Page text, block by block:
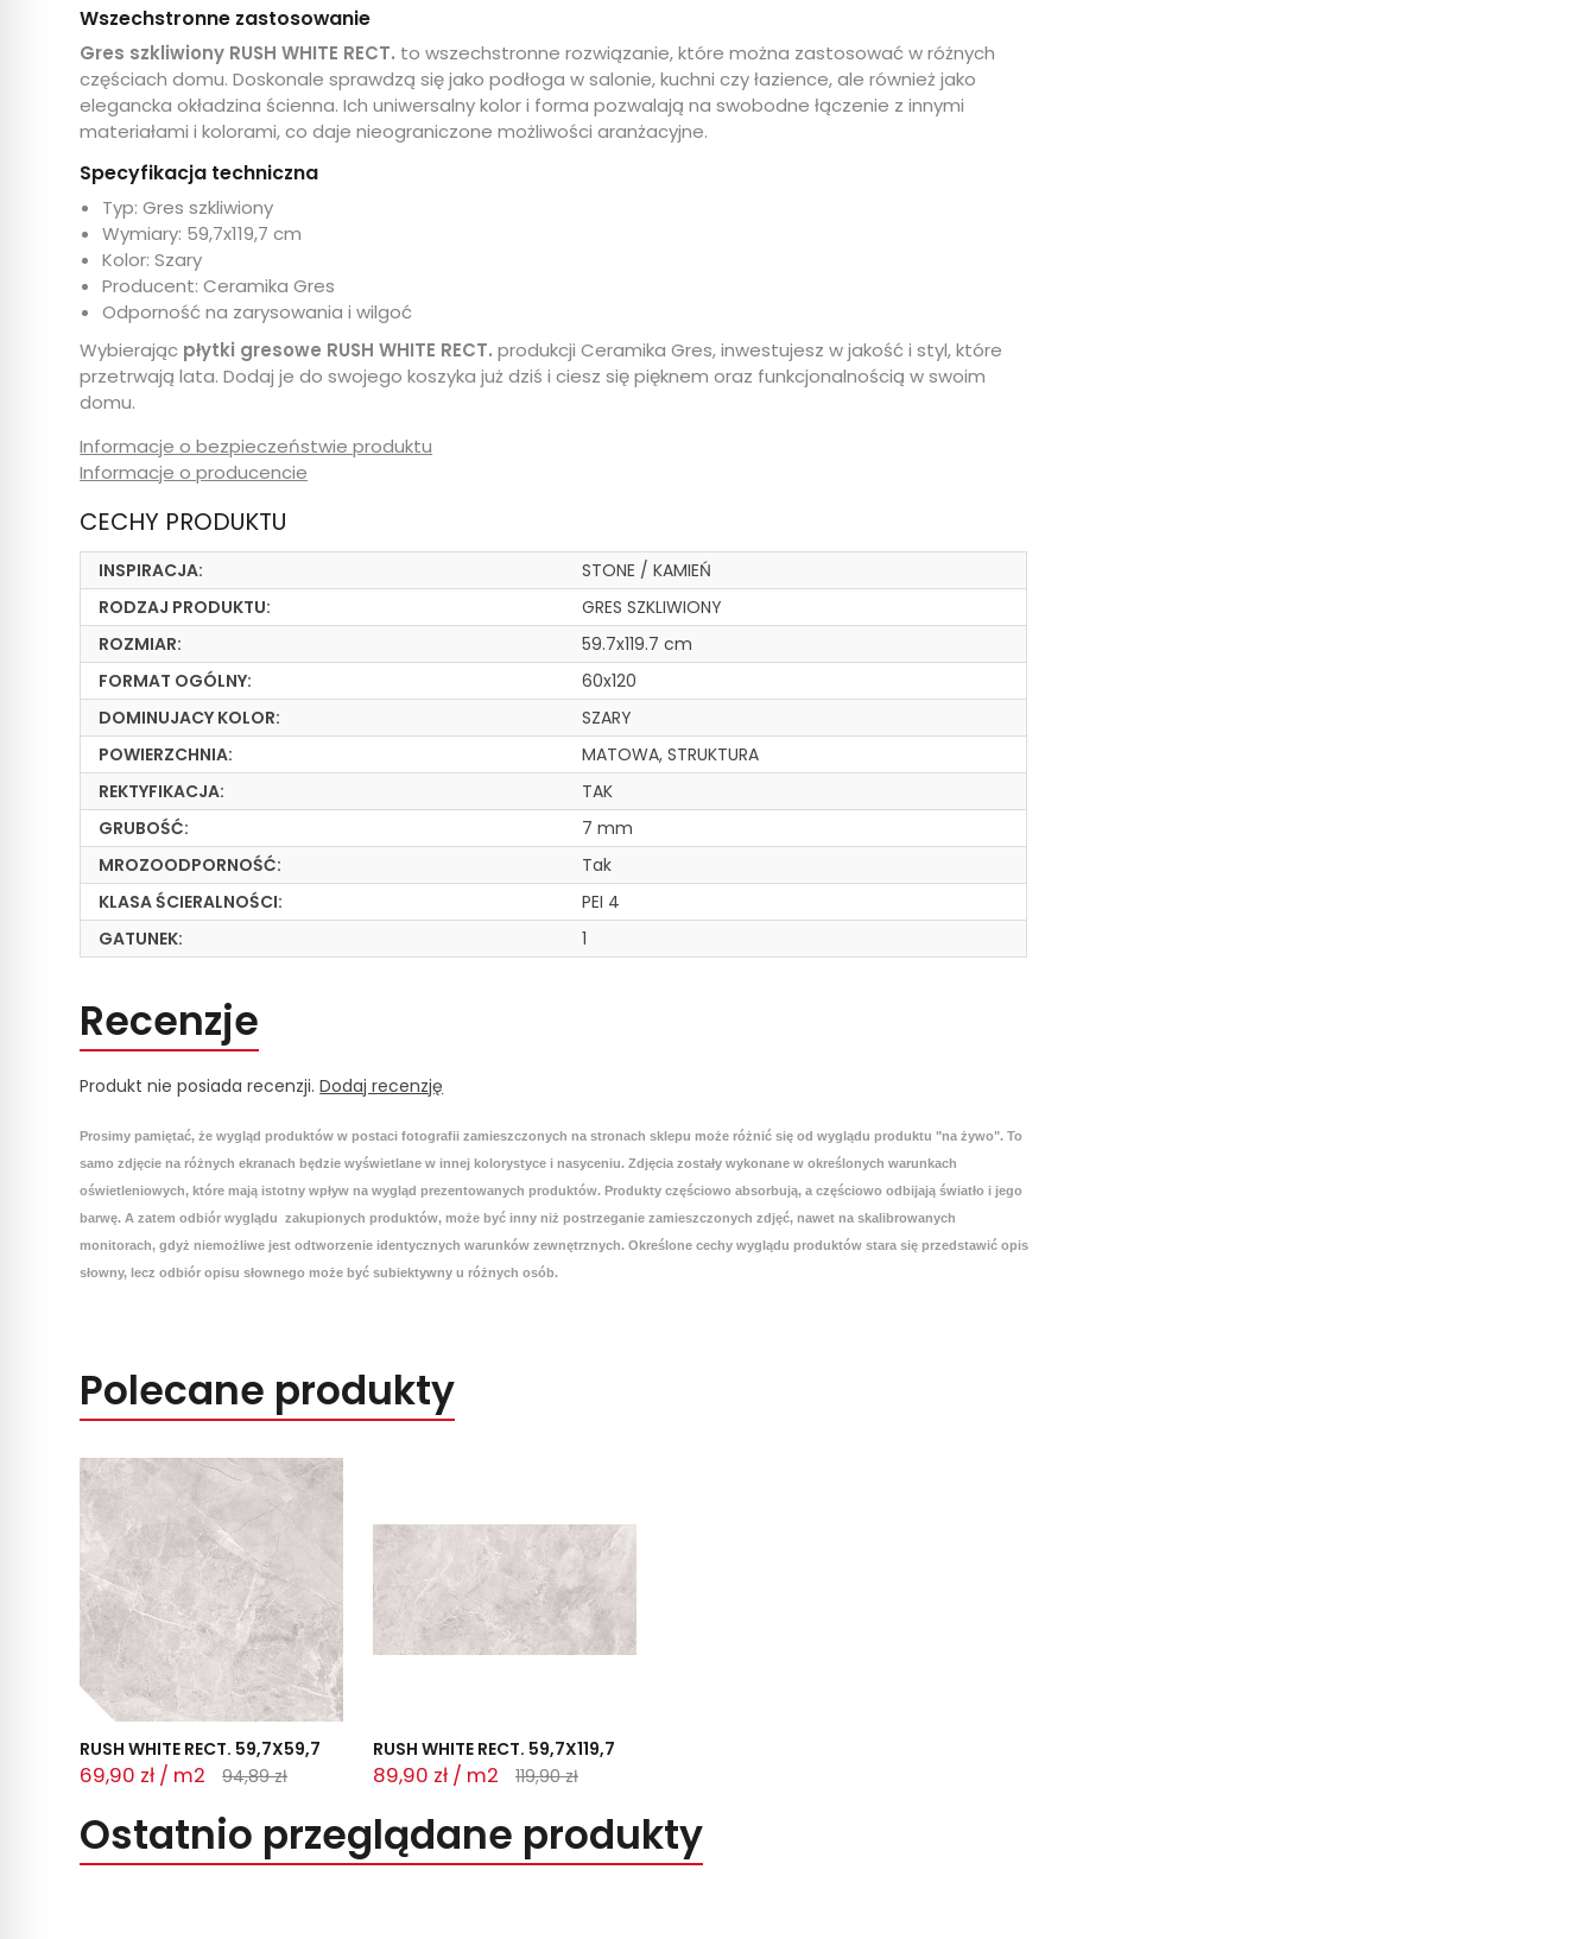
Wszechstronne zastosowanie
Gres szkliwiony RUSH WHITE RECT. to wszechstronne rozwiązanie, które można zastosować w różnych
częściach domu. Doskonale sprawdzą się jako podłoga w salonie, kuchni czy łazience, ale również jako
elegancka okładzina ścienna. Ich uniwersalny kolor i forma pozwalają na swobodne łączenie z innymi
materiałami i kolorami, co daje nieograniczone możliwości aranżacyjne.
Specyfikacja techniczna
Typ: Gres szkliwiony
Wymiary: 59,7x119,7 cm
Kolor: Szary
Producent: Ceramika Gres
Odporność na zarysowania i wilgoć
Wybierając płytki gresowe RUSH WHITE RECT. produkcji Ceramika Gres, inwestujesz w jakość i styl, które
przetrwają lata. Dodaj je do swojego koszyka już dziś i ciesz się pięknem oraz funkcjonalnością w swoim
domu.
Informacje o bezpieczeństwie produktu
Informacje o producencie
CECHY PRODUKTU
INSPIRACJA:
STONE / KAMIEŃ
RODZAJ PRODUKTU:
GRES SZKLIWIONY
ROZMIAR:
59.7x119.7 cm
FORMAT OGÓLNY:
60x120
DOMINUJACY KOLOR:
SZARY
POWIERZCHNIA:
MATOWA, STRUKTURA
REKTYFIKACJA:
TAK
GRUBOŚĆ:
7 mm
MROZOODPORNOŚĆ:
Tak
KLASA ŚCIERALNOŚCI:
PEI 4
GATUNEK:
1
Recenzje
Produkt nie posiada recenzji.Dodaj recenzję
Prosimy pamiętać, że wygląd produktów w postaci fotografii zamieszczonych na stronach sklepu może różnić się od wyglądu produktu "na żywo". To
samo zdjęcie na różnych ekranach będzie wyświetlane w innej kolorystyce i nasyceniu. Zdjęcia zostały wykonane w określonych warunkach
oświetleniowych, które mają istotny wpływ na wygląd prezentowanych produktów. Produkty częściowo absorbują, a częściowo odbijają światło i jego
barwę. A zatem odbiór wyglądu zakupionych produktów, może być inny niż postrzeganie zamieszczonych zdjęć, nawet na skalibrowanych
monitorach, gdyż niemożliwe jest odtworzenie identycznych warunków zewnętrznych. Określone cechy wyglądu produktów stara się przedstawić opis
słowny, lecz odbiór opisu słownego może być subiektywny u różnych osób.
Polecane produkty
RUSH WHITE RECT. 59,7X59,7
69,90 zł / m2 94,89 zł
RUSH WHITE RECT. 59,7X119,7
89,90 zł / m2 119,90 zł
Ostatnio przeglądane produkty